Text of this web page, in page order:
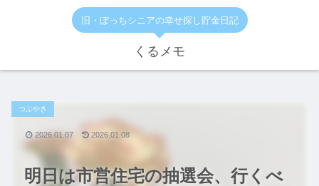
旧・ぼっちシニアの幸せ探し貯金日記
くるメモ
明日は市営住宅の抽選会、行くべ
つぶやき
2026.01.07 2026.01.08